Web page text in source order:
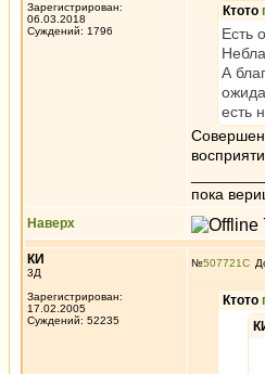
Зарегистрирован:
06.03.2018
Суждений: 1796
Ктото
Есть
А
есть
пока
Наверх
КИ
3Д
Зарегистрирован:
17.02.2005
Суждений: 52235
№507721
Ктото